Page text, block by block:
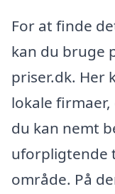
For at finde
kan du bruge
priser.dk. Her
lokale
du kan nemt
uforpligtende
område. På